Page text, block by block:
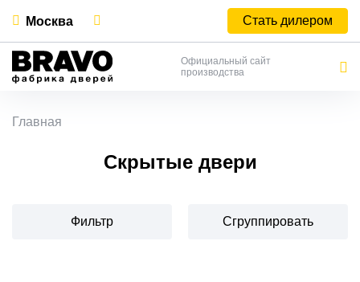
Москва Стать дилером
Официальный сайт
производства
Главная
Скрытые двери
Фильтр Сгруппировать